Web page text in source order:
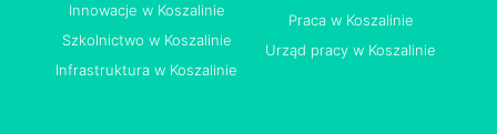
Innowacje w Koszalinie
Szkolnictwo w Koszalinie
Infrastruktura w Koszalinie
Praca w Koszalinie
Urząd pracy w Koszalinie